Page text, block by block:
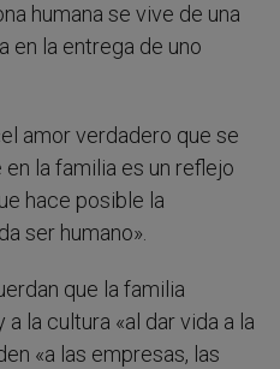
humana se vive de una
en la entrega de uno
amor verdadero que se
la familia es un reflejo
hace posible la
ser humano».
que la familia
la cultura «al dar vida a la
«a las empresas, las